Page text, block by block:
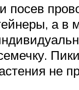
посев
а в
не